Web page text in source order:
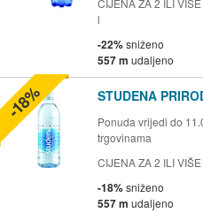
CIJENA ZA 2 ILI
l
-22%sniženo
557 m udaljeno
STUDENA
Ponuda vrijedi do
trgovinama
CIJENA ZA 2 ILI VIŠE
-18%sniženo
557 m udaljeno
-18%